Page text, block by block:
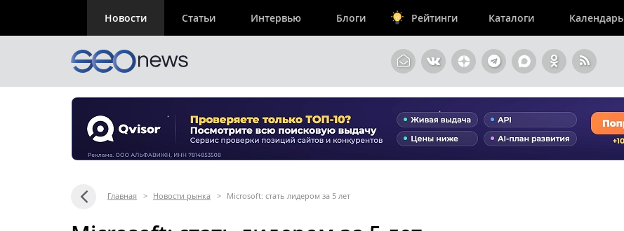
Новости Статьи Интервью Блоги Рейтинги Каталоги Календарь
Главная > Новости рынка > Microsoft: стать лидером за 5 лет